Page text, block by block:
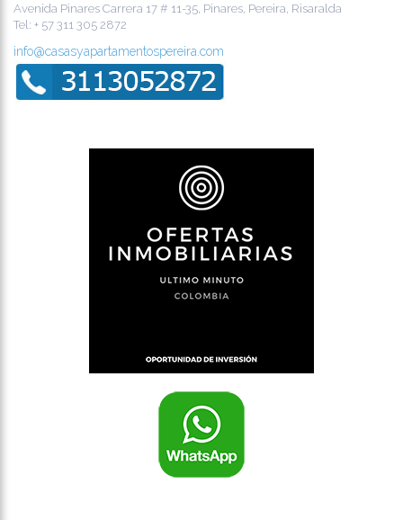
Avenida Pinares Carrera 17 # 11-35, Pinares, Pereira, Risaralda
Tel: + 57 311 305 2872
info@casasyapartamentospereira.com